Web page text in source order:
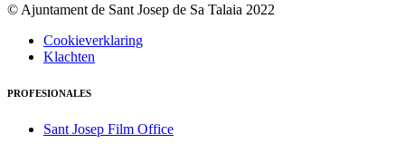
© Ajuntament de Sant Josep de Sa Talaia 2022
Cookieverklaring
Klachten
PROFESIONALES
Sant Josep Film Office